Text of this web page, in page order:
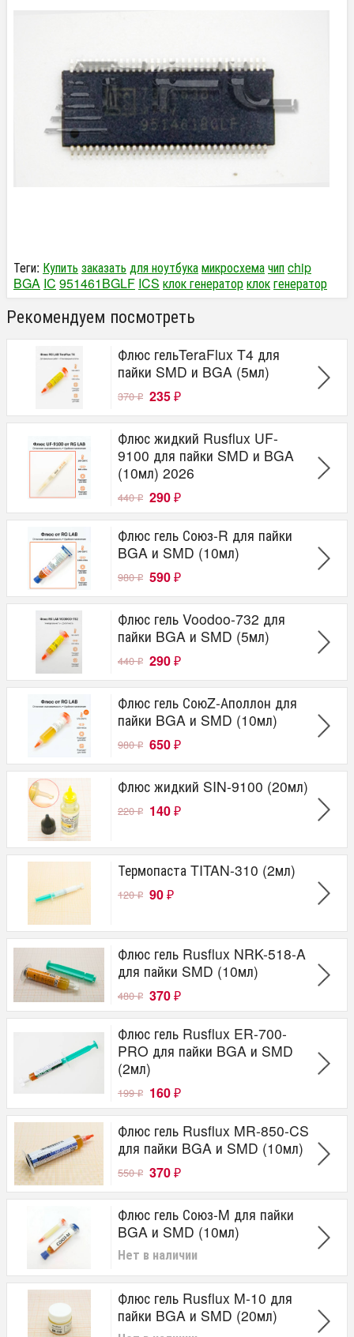
Теги: Купить заказать для ноутбукамикросхемачипchip
BGA IC 951461BGLF ICS клок генераторклокгенератор
Рекомендуем посмотреть
Флюс гельTeraFlux T4 для
пайки SMD и BGA (5мл)
370₽ 235 ₽
Флюс жидкий Rusflux UF-
9100 для пайки SMD и BGA
(10мл) 2026
440₽ 290 ₽
Флюс гель Союз-R для пайки
BGA и SMD (10мл)
980₽ 590 ₽
Флюс гель Voodoo-732 для
пайки BGA и SMD (5мл)
440₽ 290 ₽
Флюс гель СоюZ-Аполлон для
пайки BGA и SMD (10мл)
980₽ 650 ₽
Флюс жидкий SIN-9100 (20мл)
220₽ 140 ₽
Термопаста TITAN-310 (2мл)
120₽ 90 ₽
Флюс гель Rusflux NRK-518-A
для пайки SMD (10мл)
480₽ 370 ₽
Флюс гель Rusflux ER-700-
PRO для пайки BGA и SMD
(2мл)
199₽ 160 ₽
Флюс гель Rusflux MR-850-CS
для пайки BGA и SMD (10мл)
550₽ 370 ₽
Флюс гель Союз-M для пайки
BGA и SMD (10мл)
Нет в наличии
Флюс гель Rusflux M-10 для
пайки BGA и SMD (20мл)